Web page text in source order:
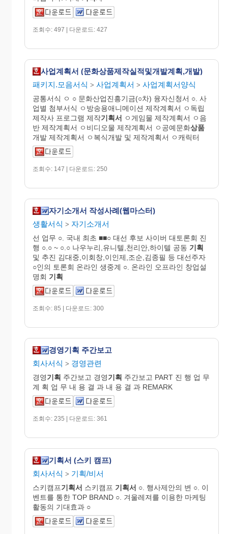
조회수: 497 | 다운로드: 427
사업계획서 (문화상품제작실적및개발계획,개발)
패키지.모음서식 > 사업계획서 > 사업계획서양식
공통서식 ㅇ ○ 문화산업진흥기금(○차) 융자신청서 ○. 사
업별 첨부서식 ㅇ방송용애니메이션 제작계획서 ㅇ독립
제작사 프로그램 제작기획서 ㅇ게임물 제작계획서 ㅇ음
반 제작계획서 ㅇ비디오물 제작계획서 ㅇ공예문화상품
개발 제작계획서 ㅇ복식개발 및 제작계획서 ㅇ캐릭터
조회수: 147 | 다운로드: 250
자기소개서 작성사례(웹마스터)
생활서식 > 자기소개서
선 업무 ○. 국내 최초 ■■○ 대선 후보 사이버 대토론회 진
행 ○.○ ~ ○.○ 나우누리,유니텔,천리안,하이텔 공동 기획
및 추진 김대중,이회창,이인제,조순,김종필 등 대선주자
○인의 토론회 온라인 생중계 ○. 온라인 오프라인 창업설
명회 기획
조회수: 85 | 다운로드: 300
경영기획 주간보고
회사서식 > 경영관련
경영기획 주간보고 경영기획 주간보고 PART 진 행 업 무
계 획 업 무 내 용 결 과 내 용 결 과 REMARK
조회수: 235 | 다운로드: 361
기획서 (스키 캠프)
회사서식 > 기획/비서
스키캠프기획서 스키캠프 기획서 ○. 행사제안의 변 ○. 이
벤트를 통한 TOP BRAND ○. 겨울레져를 이용한 마케팅
활동의 기대효과 ○